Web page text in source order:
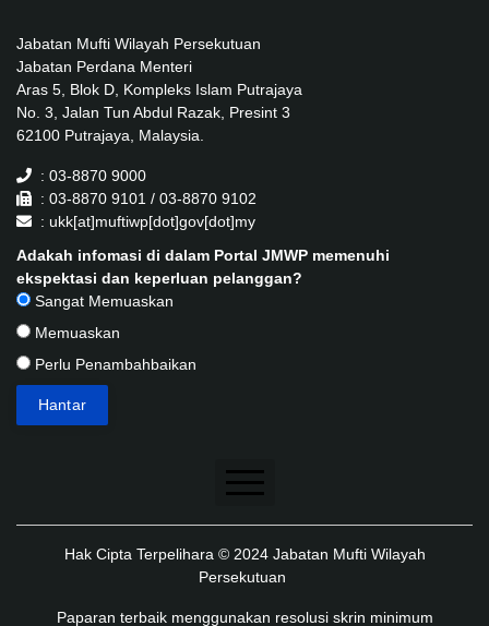
Jabatan Mufti Wilayah Persekutuan
Jabatan Perdana Menteri
Aras 5, Blok D, Kompleks Islam Putrajaya
No. 3, Jalan Tun Abdul Razak, Presint 3
62100 Putrajaya, Malaysia.
: 03-8870 9000
: 03-8870 9101 / 03-8870 9102
: ukk[at]muftiwp[dot]gov[dot]my
Adakah infomasi di dalam Portal JMWP memenuhi
ekspektasi dan keperluan pelanggan?
Sangat Memuaskan
Memuaskan
Perlu Penambahbaikan
Penafian
Dasar Keselamatan
Hak Cipta Terpelihara © 2024 Jabatan Mufti Wilayah
Persekutuan
Paparan terbaik menggunakan resolusi skrin minimum